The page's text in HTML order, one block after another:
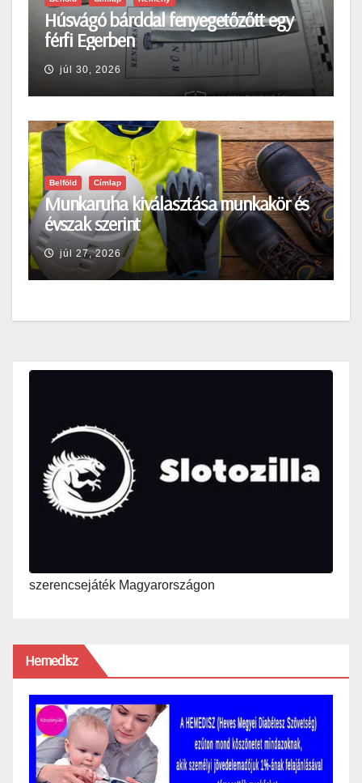
Húsvágó bárddal fenyegetőzőtt egy
férfi Egerben
júl 30, 2026
Belföld Címlap
Munkaruha kiválasztása munkakör és
évszak szerint
júl 27, 2026
szerencsejáték Magyarországon
Hemedisz